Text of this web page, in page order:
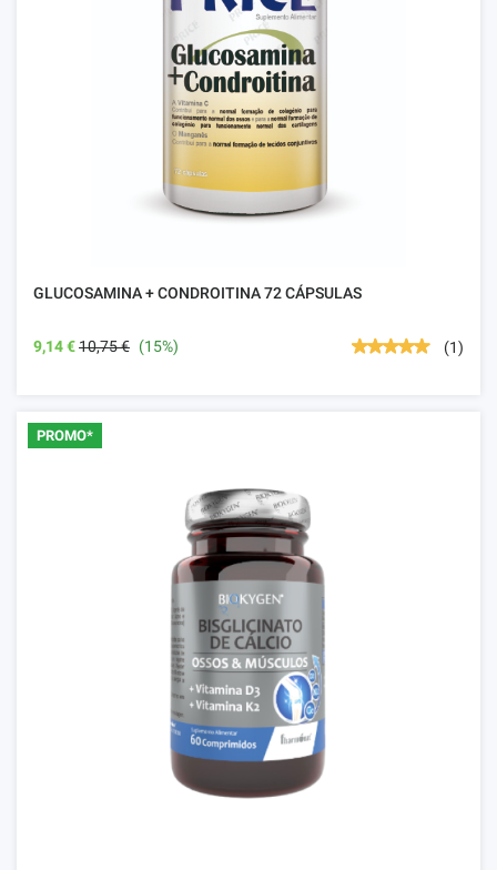
GLUCOSAMINA + CONDROITINA 72 CÁPSULAS
9,14 €10,75 € (15%) (1)
PROMO*